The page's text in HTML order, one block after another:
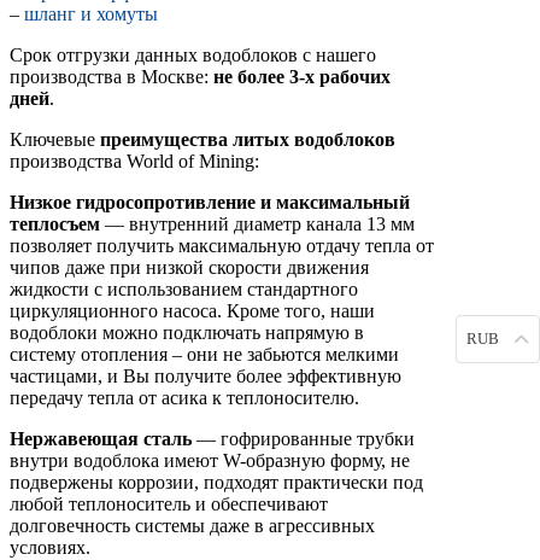
– шланг и хомуты
Срок отгрузки данных водоблоков с нашего
производства в Москве: не более 3-х рабочих
дней.
Ключевые преимущества литых водоблоков
производства World of Mining:
Низкое гидросопротивление и максимальный
теплосъем — внутренний диаметр канала 13 мм
позволяет получить максимальную отдачу тепла от
чипов даже при низкой скорости движения
жидкости с использованием стандартного
циркуляционного насоса. Кроме того, наши
водоблоки можно подключать напрямую в
систему отопления – они не забьются мелкими
частицами, и Вы получите более эффективную
передачу тепла от асика к теплоносителю.
Нержавеющая сталь — гофрированные трубки
внутри водоблока имеют W-образную форму, не
подвержены коррозии, подходят практически под
любой теплоноситель и обеспечивают
долговечность системы даже в агрессивных
условиях.
RUB